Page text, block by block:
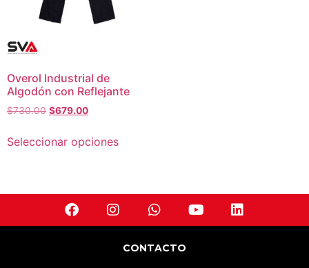
Overol Industrial de
Algodón con Reflejante
$730.00 $679.00
Seleccionar opciones
CONTACTO